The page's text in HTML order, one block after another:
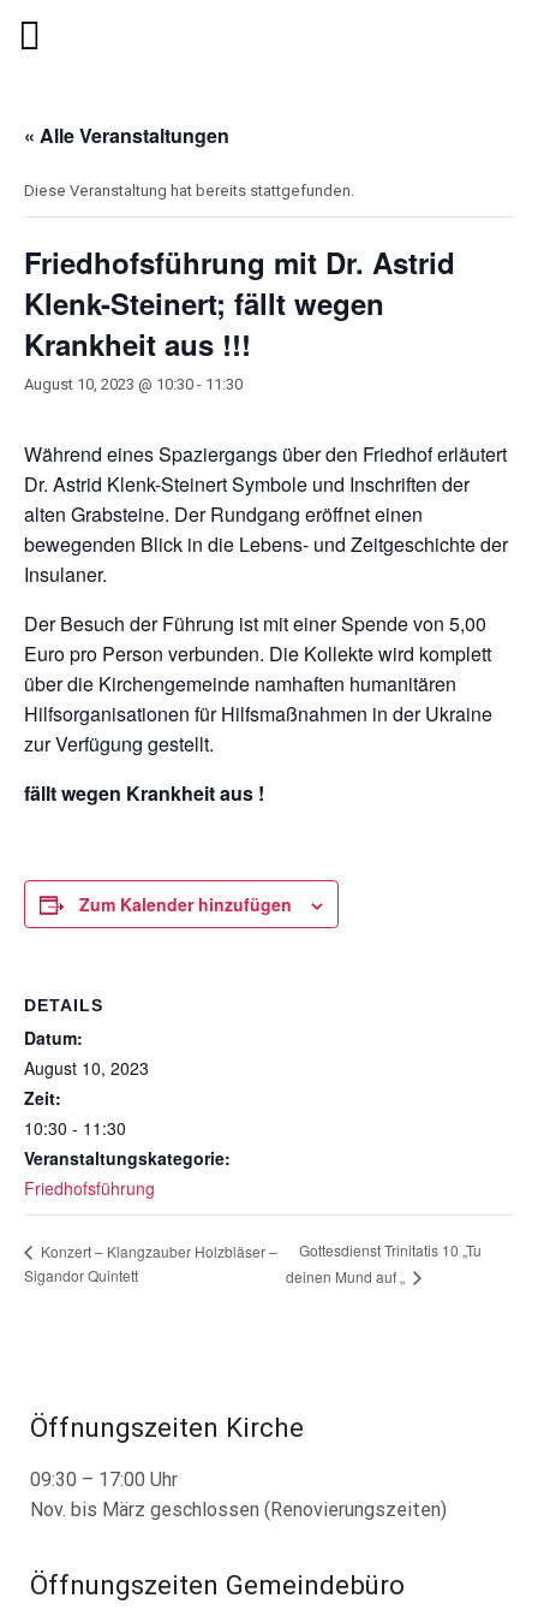
« Alle Veranstaltungen
Diese Veranstaltung hat bereits stattgefunden.
Friedhofsführung mit Dr. Astrid
Klenk-Steinert; fällt wegen
Krankheit aus !!!
August 10, 2023 @ 10:30 - 11:30
Während eines Spaziergangs über den Friedhof erläutert
Dr. Astrid Klenk-Steinert Symbole und Inschriften der
alten Grabsteine. Der Rundgang eröffnet einen
bewegenden Blick in die Lebens- und Zeitgeschichte der
Insulaner.
Der Besuch der Führung ist mit einer Spende von 5,00
Euro pro Person verbunden. Die Kollekte wird komplett
über die Kirchengemeinde namhaften humanitären
Hilfsorganisationen für Hilfsmaßnahmen in der Ukraine
zur Verfügung gestellt.
fällt wegen Krankheit aus !
Zum Kalender hinzufügen
DETAILS
Datum:
August 10, 2023
Zeit:
10:30 - 11:30
Veranstaltungskategorie:
Friedhofsführung
Konzert – Klangzauber Holzbläser –
Sigandor Quintett
Gottesdienst Trinitatis 10 „Tu
deinen Mund auf „
Öffnungszeiten Kirche
09:30 – 17:00 Uhr
Nov. bis März geschlossen (Renovierungszeiten)
Öffnungszeiten Gemeindebüro